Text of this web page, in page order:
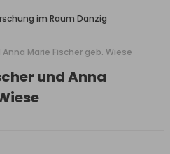
im Raum Danzig
Marie Fischer geb. Wiese
und Anna